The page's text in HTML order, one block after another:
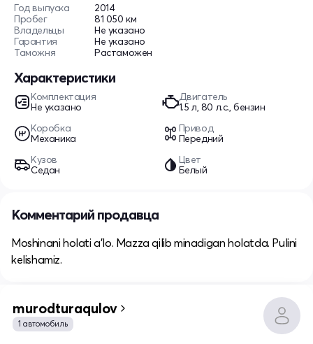
Год выпуска
2014
Пробег
81 050 км
Владельцы
Не указано
Гарантия
Не указано
Таможня
Растаможен
Характеристики
Комплектация
Не указано
Двигатель
1.5 л, 80 л.с., бензин
Коробка
Механика
Привод
Передний
Кузов
Седан
Цвет
Белый
Комментарий продавца
Moshinani holati a’lo. Mazza qilib minadigan holatda. Pulini
kelishamiz.
murodturaqulov
1 автомобиль